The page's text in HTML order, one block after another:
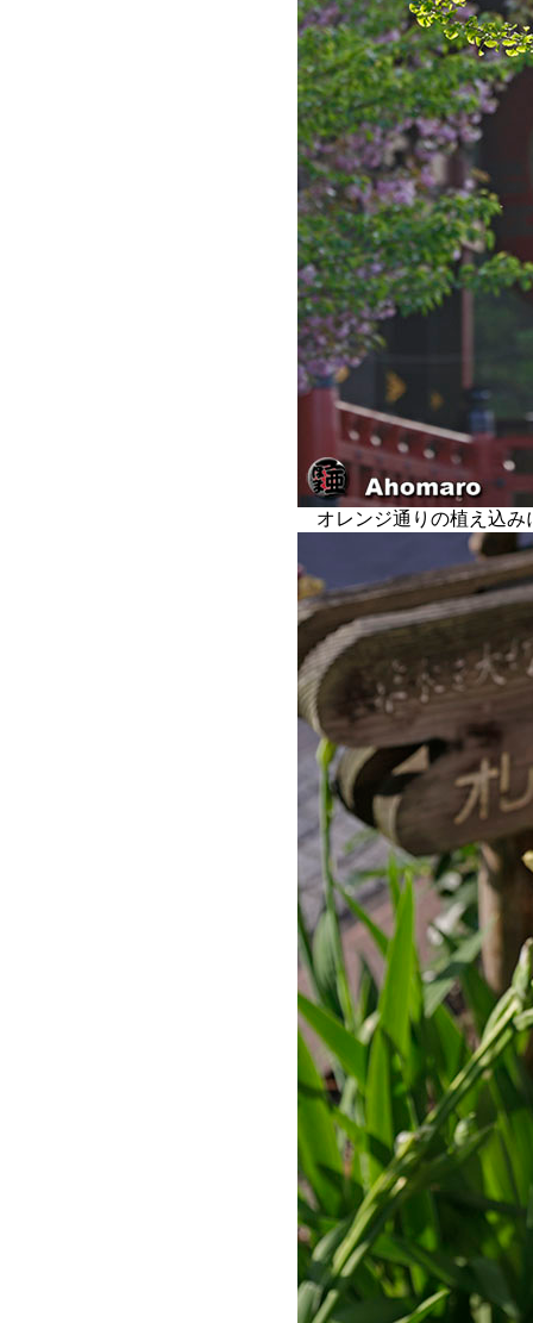
オレンジ通りの植え込